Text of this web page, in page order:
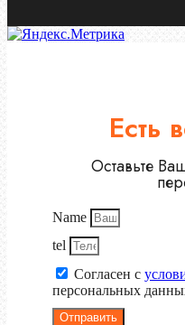
Есть
Оставьте
Name
tel
Согласен с
персональных
Отправить